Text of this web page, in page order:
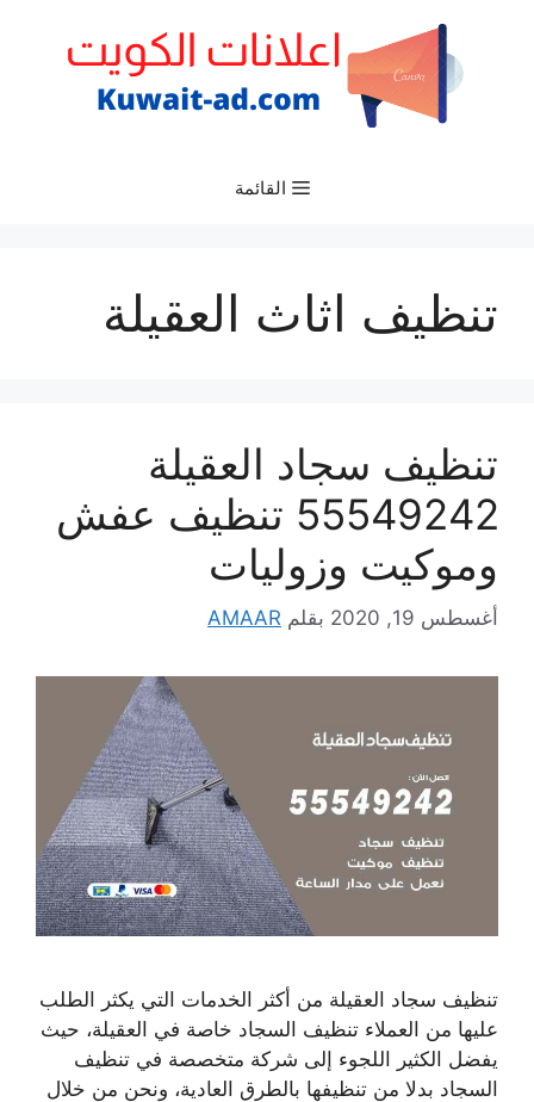
القائمة
تنظيف اثاث العقيلة
تنظيف سجاد العقيلة
55549242 تنظيف عفش
وموكيت وزوليات
أغسطس 19, 2020 بقلم AMAAR
تنظيف سجاد العقيلة من أكثر الخدمات التي يكثر الطلب
عليها من العملاء تنظيف السجاد خاصة في العقيلة، حيث
يفضل الكثير اللجوء إلى شركة متخصصة في تنظيف
السجاد بدلا من تنظيفها بالطرق العادية، ونحن من خلال